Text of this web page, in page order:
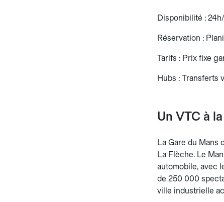
Disponibilité :
Réservation :
Tarifs : Prix fixe
Hubs : Transferts
Un VTC à
La Gare du Mans
La Flèche. Le
automobile, avec
de 250 000
ville industrielle